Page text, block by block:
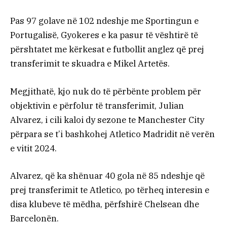
Pas 97 golave në 102 ndeshje me Sportingun e
Portugalisë, Gyokeres e ka pasur të vështirë të
përshtatet me kërkesat e futbollit anglez që prej
transferimit te skuadra e Mikel Artetës.
Megjithatë, kjo nuk do të përbënte problem për
objektivin e përfolur të transferimit, Julian
Alvarez, i cili kaloi dy sezone te Manchester City
përpara se t’i bashkohej Atletico Madridit në verën
e vitit 2024.
Alvarez, që ka shënuar 40 gola në 85 ndeshje që
prej transferimit te Atletico, po tërheq interesin e
disa klubeve të mëdha, përfshirë Chelsean dhe
Barcelonën.